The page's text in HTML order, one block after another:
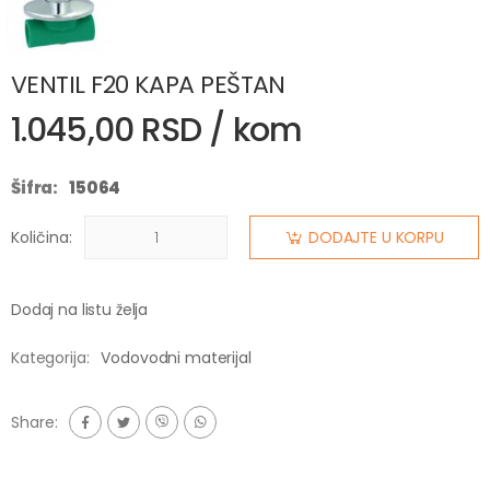
VENTIL F20 KAPA PEŠTAN
1.045,00 RSD / kom
Šifra: 15064
Količina: DODAJTE U KORPU
Dodaj na listu želja
Kategorija: Vodovodni materijal
Share: